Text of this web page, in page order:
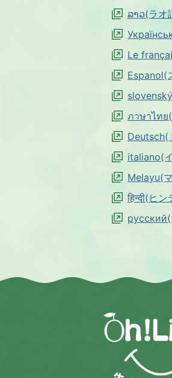
ລາວ(ラオ
Le
Espanol(
ภาษาไทย
Deutsch(
italiano(
Melayu(
हिन्दी(ヒ